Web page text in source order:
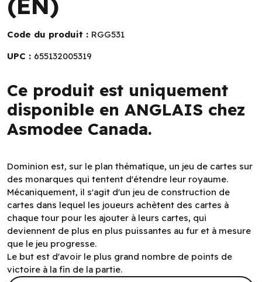
Code du produit : RGG531
UPC : 655132005319
Ce produit est uniquement
disponible en ANGLAIS chez
Asmodee Canada.
Dominion est, sur le plan thématique, un jeu de cartes sur
des monarques qui tentent d'étendre leur royaume.
Mécaniquement, il s'agit d'un jeu de construction de
cartes dans lequel les joueurs achètent des cartes à
chaque tour pour les ajouter à leurs cartes, qui
deviennent de plus en plus puissantes au fur et à mesure
que le jeu progresse.
Le but est d'avoir le plus grand nombre de points de
victoire à la fin de la partie.